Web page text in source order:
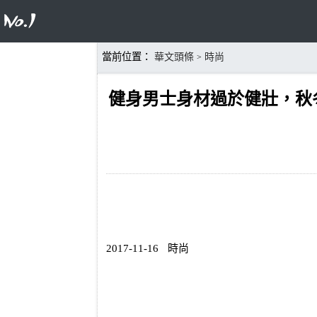
當前位置： 華文頭條 > 時尚
健身男士身材過於健壯，
2017-11-16 時尚